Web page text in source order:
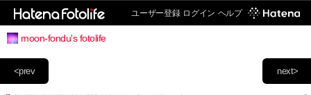
ユーザー登録 ログイン ヘルプ
moon-fondu's fotolife
next>
<prev